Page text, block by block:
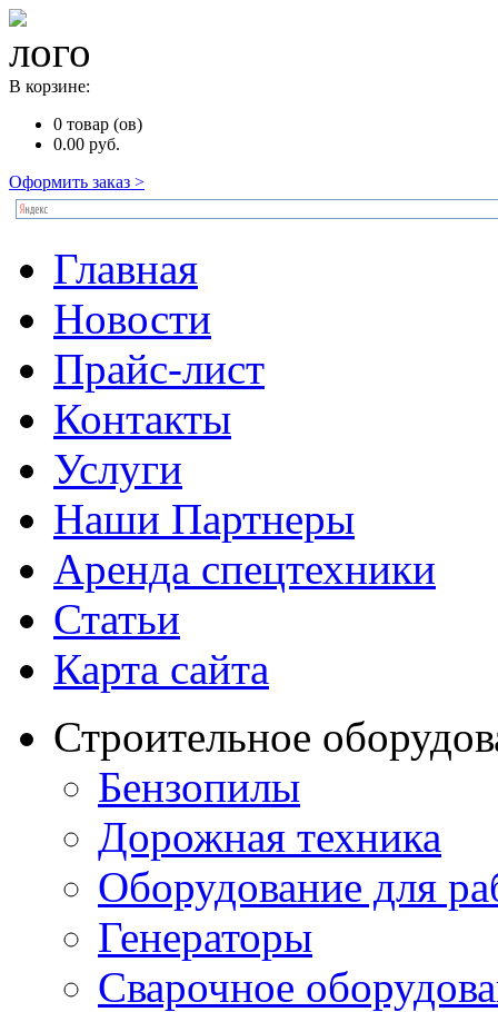
В корзине:
0 товар (ов)
0.00 руб.
Оформить заказ >
Главная
Новости
Прайс-лист
Контакты
Услуги
Наши Партнеры
Аренда спецтехники
Статьи
Карта сайта
Строительное
Бензопилы
Дорожная техника
Оборудование для
Генераторы
Сварочное